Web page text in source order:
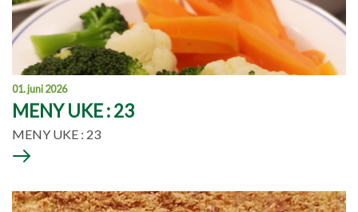
01. juni 2026
MENY UKE : 23
MENY UKE : 23